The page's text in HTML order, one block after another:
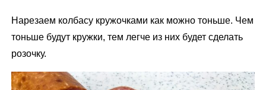
Нарезаем колбасу кружочками как можно тоньше. Чем
тоньше будут кружки, тем легче из них будет сделать
розочку.